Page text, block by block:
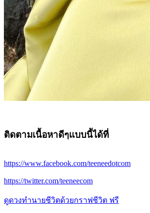
ติดตามเนื้อหาดีๆแบบนี้ได้ที่
https://www.facebook.com/teeneedotcom
https://twitter.com/teeneecom
ดูดวงทำนายชีวิตด้วยกราฟชีวิต ฟรี